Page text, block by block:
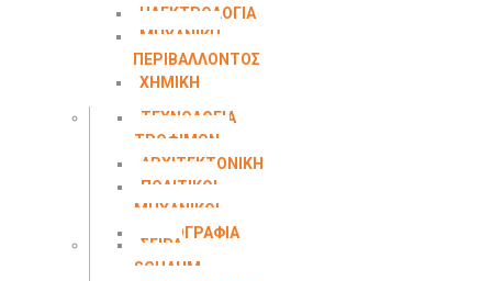
ΗΛΕΚΤΡΟΛΟΓΙΑ
ΜΗΧΑΝΙΚΗ
ΠΕΡΙΒΑΛΛΟΝΤΟΣ
ΧΗΜΙΚΗ
ΤΕΧΝΟΛΟΓΙΑ
ΤΡΟΦΙΜΩΝ
ΑΡΧΙΤΕΚΤΟΝΙΚΗ
ΠΟΛΙΤΙΚΟΙ
ΜΗΧΑΝΙΚΟΙ
ΤΟΠΟΓΡΑΦΙΑ
ΣΕΙΡΑ
SCHAUM